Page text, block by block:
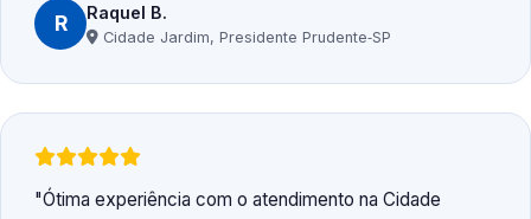
R Raquel B.
Cidade Jardim, Presidente Prudente‑SP
Ótima experiência com o atendimento na Cidade